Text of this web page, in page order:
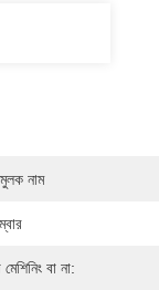
নাম
বা না: